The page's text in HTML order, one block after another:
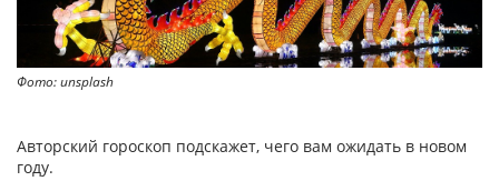
Фото: unsplash
Авторский гороскоп подскажет, чего вам ожидать в новом
году.